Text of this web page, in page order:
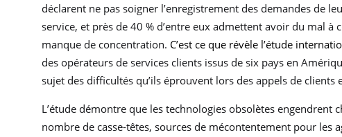
déclarent ne pas soigner l’enregistrement des demandes de
service, et près de 40 % d’entre eux admettent avoir du mal à
manque de concentration. C’est ce que révèle l’étude
des opérateurs de services clients issus de six pays en
sujet des difficultés qu’ils éprouvent lors des appels de
L’étude démontre que les technologies obsolètes engendrent
nombre de casse-têtes, sources de mécontentement pour les